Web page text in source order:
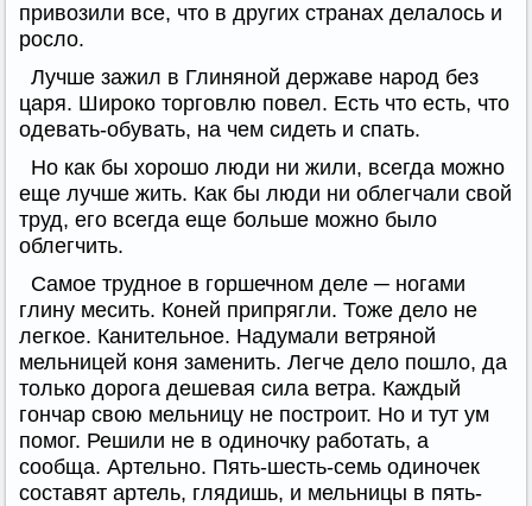
привозили все, что в других странах делалось и
росло.
Лучше зажил в Глиняной державе народ без
царя. Широко торговлю повел. Есть что есть, что
одевать-обувать, на чем сидеть и спать.
Но как бы хорошо люди ни жили, всегда можно
еще лучше жить. Как бы люди ни облегчали свой
труд, его всегда еще больше можно было
облегчить.
Самое трудное в горшечном деле ─ ногами
глину месить. Коней припрягли. Тоже дело не
легкое. Канительное. Надумали ветряной
мельницей коня заменить. Легче дело пошло, да
только дорога дешевая сила ветра. Каждый
гончар свою мельницу не построит. Но и тут ум
помог. Решили не в одиночку работать, а
сообща. Артельно. Пять-шесть-семь одиночек
составят артель, глядишь, и мельницы в пять-